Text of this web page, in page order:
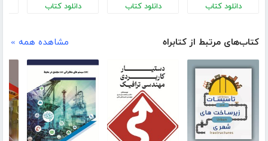
دانلود کتاب دانلود کتاب دانلود کتاب
کتاب‌های مرتبط از کتابراه مشاهده همه »